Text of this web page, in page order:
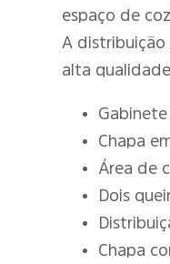
espaço de
A
alta
Chapa
Área de
Dois
Chapa